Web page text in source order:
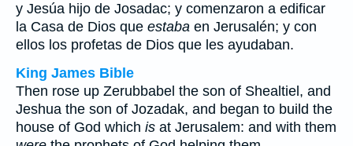
y Jesúa hijo de Josadac; y comenzaron a edificar
la Casa de Dios que estaba en Jerusalén; y con
ellos los profetas de Dios que les ayudaban.
King James Bible
Then rose up Zerubbabel the son of Shealtiel, and
Jeshua the son of Jozadak, and began to build the
house of God which is at Jerusalem: and with them